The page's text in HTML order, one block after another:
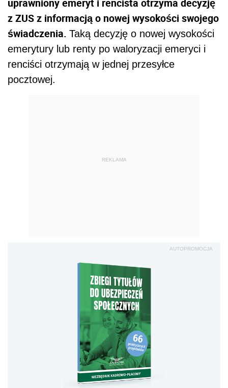
uprawniony emeryt i rencista otrzyma decyzję
z ZUS z informacją o nowej wysokości swojego
świadczenia. Taką decyzję o nowej wysokości
emerytury lub renty po waloryzacji emeryci i
renciści otrzymają w jednej przesyłce
pocztowej.
REKLAMA
AUTOPROMOCJA